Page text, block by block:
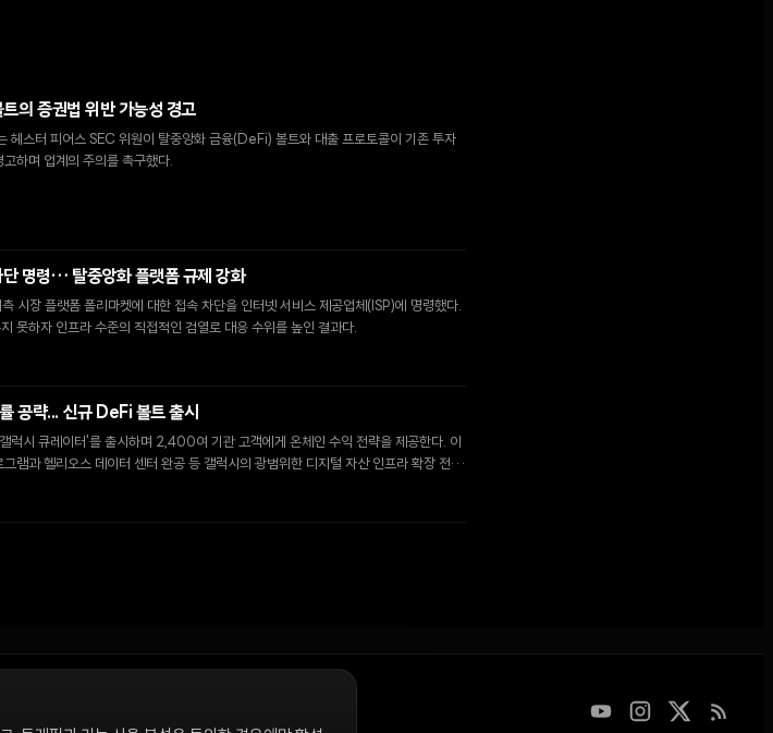
의 증권법 위반 가능성 경고
스터 피어스 SEC 위원이 탈중앙화 금융(DeFi) 볼트와 대출 프로토콜이 기존 투자
하며 업계의 주의를 촉구했다.
명령… 탈중앙화 플랫폼 규제 강화
시장 플랫폼 폴리마켓에 대한 접속 차단을 인터넷 서비스 제공업체(ISP)에 명령했다.
못하자 인프라 수준의 직접적인 검열로 대응 수위를 높인 결과다.
공략... 신규 DeFi 볼트 출시
시 큐레이터'를 출시하며 2,400여 기관 고객에게 온체인 수익 전략을 제공한다. 이
램과 헬리오스 데이터 센터 완공 등 갤럭시의 광범위한 디지털 자산 인프라 확장 전략